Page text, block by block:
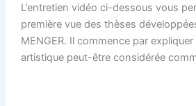
L’entretien vidéo ci-dessous vous
première vue des thèses
MENGER. Il commence par
artistique peut-être considérée